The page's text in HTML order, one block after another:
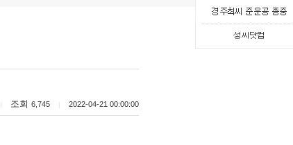
조회 6,745 2022-04-21 00:00:00